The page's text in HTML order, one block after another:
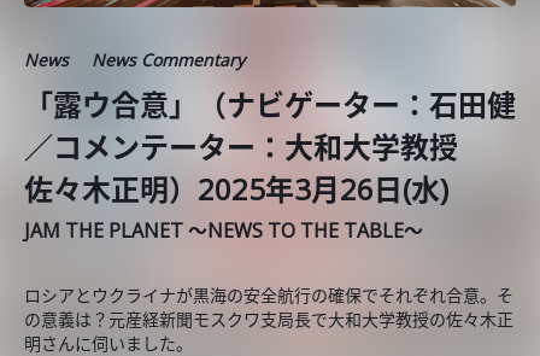
News News Commentary
「露ウ合意」（ナビゲーター：石田健
／コメンテーター：大和大学教授
佐々木正明）2025年3月26日(水)
JAM THE PLANET ～NEWS TO THE TABLE～
ロシアとウクライナが黒海の安全航行の確保でそれぞれ合意。そ
の意義は？元産経新聞モスクワ支局長で大和大学教授の佐々木正
明さんに伺いました。